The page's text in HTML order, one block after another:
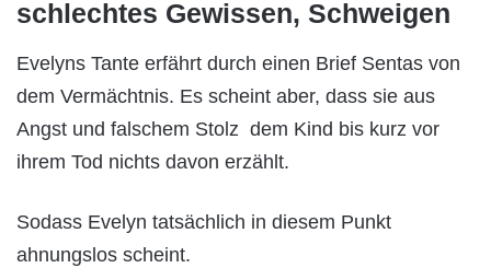
schlechtes Gewissen, Schweigen
Evelyns Tante erfährt durch einen Brief Sentas von
dem Vermächtnis. Es scheint aber, dass sie aus
Angst und falschem Stolz dem Kind bis kurz vor
ihrem Tod nichts davon erzählt.
Sodass Evelyn tatsächlich in diesem Punkt
ahnungslos scheint.